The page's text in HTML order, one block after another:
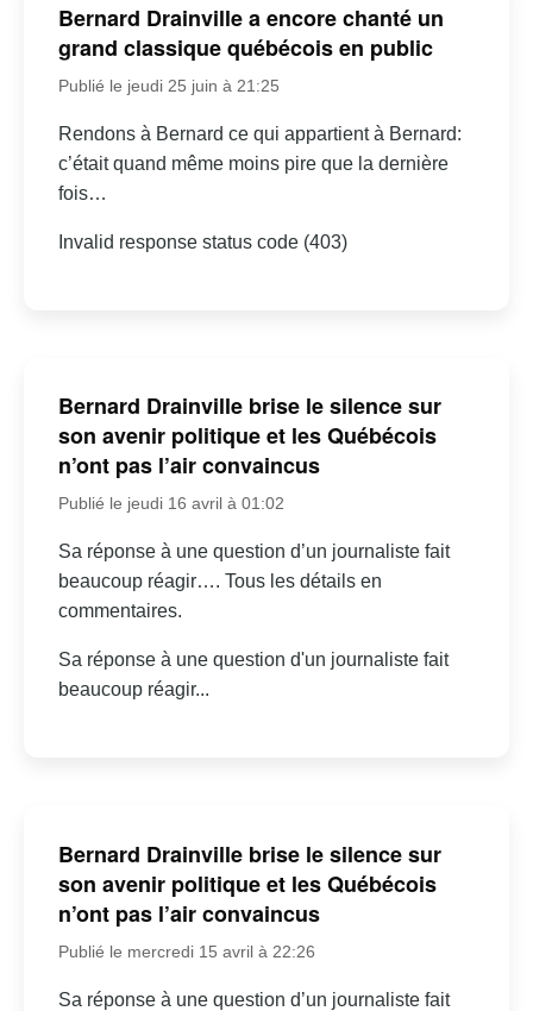
Bernard Drainville a encore chanté un
grand classique québécois en public
Publié le jeudi 25 juin à 21:25
Rendons à Bernard ce qui appartient à Bernard:
c’était quand même moins pire que la dernière
fois…
Invalid response status code (403)
Bernard Drainville brise le silence sur
son avenir politique et les Québécois
n’ont pas l’air convaincus
Publié le jeudi 16 avril à 01:02
Sa réponse à une question d’un journaliste fait
beaucoup réagir…. Tous les détails en
commentaires.
Sa réponse à une question d'un journaliste fait
beaucoup réagir...
Bernard Drainville brise le silence sur
son avenir politique et les Québécois
n’ont pas l’air convaincus
Publié le mercredi 15 avril à 22:26
Sa réponse à une question d’un journaliste fait